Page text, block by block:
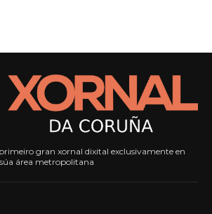
gran xornal dixital exclusivamente en
área metropolitana